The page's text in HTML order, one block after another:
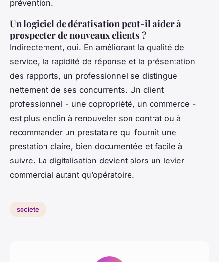
prévention.
Un logiciel de dératisation peut-il aider à
prospecter de nouveaux clients ?
Indirectement, oui. En améliorant la qualité de
service, la rapidité de réponse et la présentation
des rapports, un professionnel se distingue
nettement de ses concurrents. Un client
professionnel - une copropriété, un commerce -
est plus enclin à renouveler son contrat ou à
recommander un prestataire qui fournit une
prestation claire, bien documentée et facile à
suivre. La digitalisation devient alors un levier
commercial autant qu’opératoire.
societe